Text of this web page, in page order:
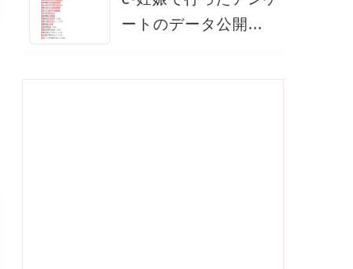
ートのデータ公開...